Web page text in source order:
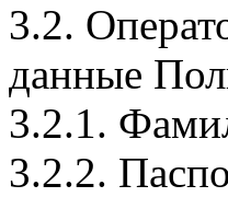
3.2.
данные
3.2.1.
3.2.2.